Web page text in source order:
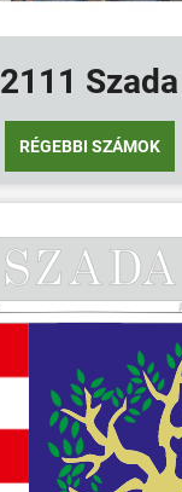
HÍREK
2111 Szada
RÉGEBBI SZÁMOK